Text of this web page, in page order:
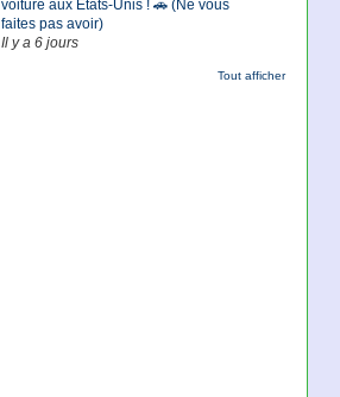
voiture aux Etats-Unis ! 🚗 (Ne vous
faites pas avoir)
Il y a 6 jours
Tout afficher